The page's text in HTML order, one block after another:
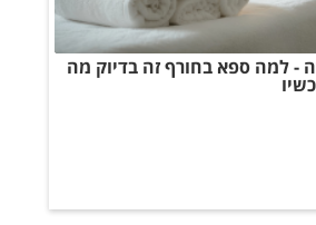
- למה ספא בחורף זה בדיוק מה